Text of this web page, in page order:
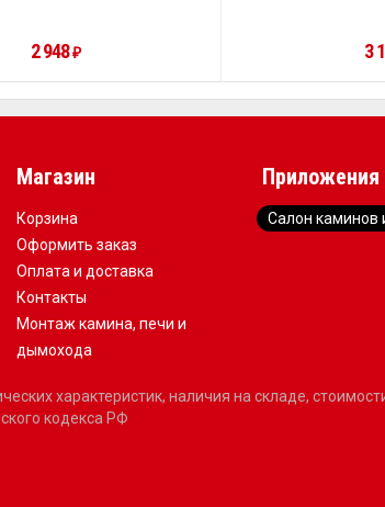
2 948 ₽ 3
Магазин
Корзина
Оформить заказ
Оплата и доставка
Контакты
Монтаж камина, печи и
дымохода
Приложения
Салон каминов
характеристик, наличия на складе,
кодекса РФ